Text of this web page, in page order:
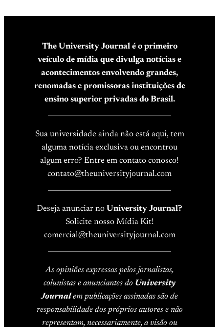
The University Journal é o primeiro
veículo de mídia que divulga notícias e
acontecimentos envolvendo grandes,
renomadas e promissoras instituições de
ensino superior privadas do Brasil.
Sua universidade ainda não está aqui, tem
alguma notícia exclusiva ou encontrou
algum erro? Entre em contato conosco!
contato@theuniversityjournal.com
Deseja anunciar no University Journal?
Solicite nosso Mídia Kit!
comercial@theuniversityjournal.com
As opiniões expressas pelos jornalistas,
colunistas e anunciantes do University
Journalem publicações assinadas são de
responsabilidade dos próprios autores e não
representam, necessariamente, a visão ou